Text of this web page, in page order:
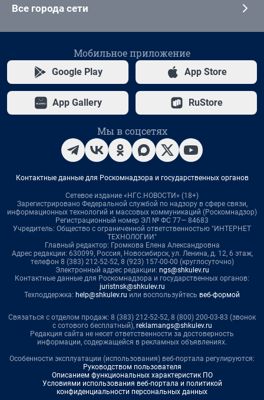
Все города сети
Мобильное приложение
Google Play App Store
App Gallery RuStore
Мы в соцсетях
Контактные данные для Роскомнадзора и государственных органов
Сетевое издание «НГС.НОВОСТИ» (18+)
Зарегистрировано Федеральной службой по надзору в сфере связи,
информационных технологий и массовых коммуникаций (Роскомнадзор)
Регистрационный номер ЭЛ № ФС 77— 84683
Учредитель: Общество с ограниченной ответственностью "ИНТЕРНЕТ
ТЕХНОЛОГИИ"
Главный редактор: Громкова Елена Александровна
Адрес редакции: 630099, Россия, Новосибирск, ул. Ленина, д. 12, 6 этаж,
телефон 8 (383) 212-52-52, 8 (923) 157-00-00 (круглосуточно)
Электронный адрес редакции: ngs@shkulev.ru
Контактные данные для Роскомнадзора и государственных органов:
juristnsk@shkulev.ru
Техподдержка: help@shkulev.ru или воспользуйтесь веб-формой
Связаться с отделом продаж: 8 (383) 212-52-52, 8 (800) 200-03-83 (звонок
с сотового бесплатный), reklamangs@shkulev.ru
Редакция сайта не несет ответственности за достоверность
информации, содержащейся в рекламных объявлениях.
Особенности эксплуатации (использования) веб-портала регулируются:
Руководством пользователя
Описанием функциональных характеристик ПО
Условиями использования веб-портала и политикой
конфиденциальности персональных данных